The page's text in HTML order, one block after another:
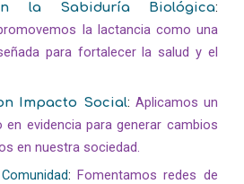
la Sabiduría Biológica:
la lactancia como una
para fortalecer la salud y el
Impacto Social: Aplicamos un
en evidencia para generar cambios
en nuestra sociedad.
: Fomentamos redes de